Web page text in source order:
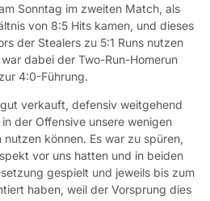
Sonntag im zweiten Match, als
von 8:5 Hits kamen, und dieses
der Stealers zu 5:1 Runs nutzen
dabei der Two-Run-Homerun
4:0-Führung.
verkauft, defensiv weitgehend
der Offensive unsere wenigen
können. Es war zu spüren,
vor uns hatten und in beiden
gespielt und jeweils bis zum
haben, weil der Vorsprung dies